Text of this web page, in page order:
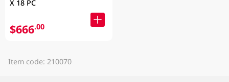
X 18 PC
$666.00
Item code: 210070